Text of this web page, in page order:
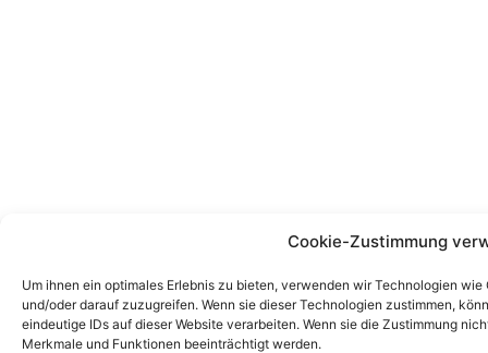
Cookie-Zustimmung
Um ihnen ein optimales Erlebnis zu bieten, verwenden wir Technologien
und/oder darauf zuzugreifen. Wenn sie dieser Technologien zustimmen,
eindeutige IDs auf dieser Website verarbeiten. Wenn sie die Zustimmung
Merkmale und Funktionen beeinträchtigt werden.